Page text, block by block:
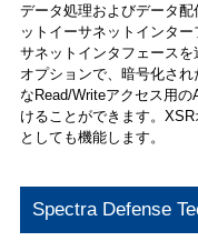
データ処理およびデータ
ットイーサネットインタ
サネットインタフェースを
オプションで、暗号化さ
なRead/Writeアクセス用
けることができます。
としても機能します。
Spectra Defense